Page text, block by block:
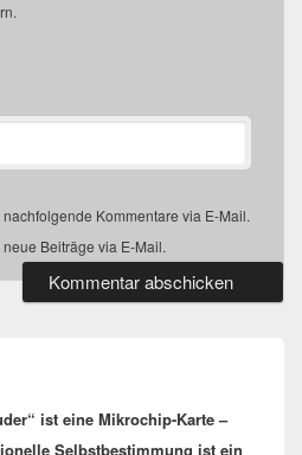
Kommentare via E-Mail.
Beiträge via E-Mail.
ist eine Mikrochip-Karte –
Selbstbestimmung ist ein